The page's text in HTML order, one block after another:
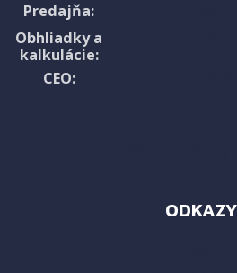
Predajňa:
Obhliadky a
kalkulácie:
CEO:
ODKAZY